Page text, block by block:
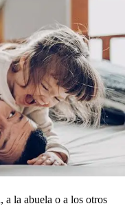
, a la abuela o a los otros